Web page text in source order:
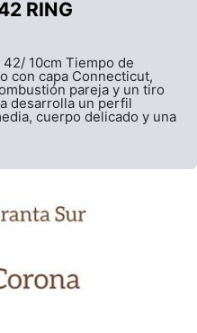
RING
10cm Tiempo de
con capa Connecticut,
pareja y un tiro
desarrolla un perfil
cuerpo delicado y una